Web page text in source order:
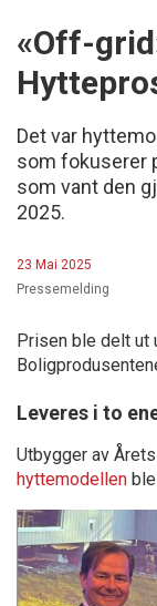
«Off-
Det var
som fokuserer
som vant den
2025.
23 Mai 2025
Pressemelding
Prisen ble delt ut
Leveres i to
Utbygger av
hyttemodellen